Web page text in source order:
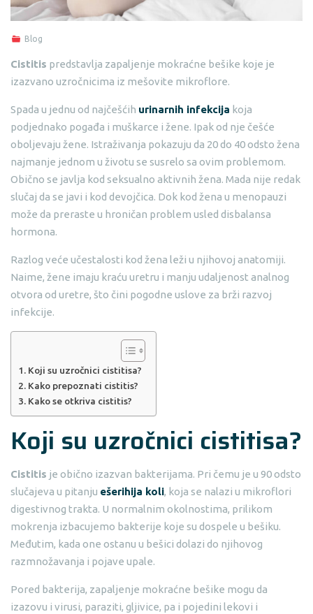
Blog
Cistitis predstavlja zapaljenje mokraćne bešike koje je
izazvano uzročnicima iz mešovite mikroflore.
Spada u jednu od najčešćih urinarnih infekcija koja
podjednako pogađa i muškarce i žene. Ipak od nje češće
oboljevaju žene. Istraživanja pokazuju da 20 do 40 odsto žena
najmanje jednom u životu se susrelo sa ovim problemom.
Obično se javlja kod seksualno aktivnih žena. Mada nije redak
slučaj da se javi i kod devojčica. Dok kod žena u menopauzi
može da preraste u hroničan problem usled disbalansa
hormona.
Razlog veće učestalosti kod žena leži u njihovoj anatomiji.
Naime, žene imaju kraću uretru i manju udaljenost analnog
otvora od uretre, što čini pogodne uslove za brži razvoj
infekcije.
Koji su uzročnici cistitisa?
Kako prepoznati cistitis?
Kako se otkriva cistitis?
Koji su uzročnici cistitisa?
Cistitis je obično izazvan bakterijama. Pri čemu je u 90 odsto
slučajeva u pitanju ešerihija koli, koja se nalazi u mikroflori
digestivnog trakta. U normalnim okolnostima, prilikom
mokrenja izbacujemo bakterije koje su dospele u bešiku.
Međutim, kada one ostanu u bešici dolazi do njihovog
razmnožavanja i pojave upale.
Pored bakterija, zapaljenje mokraćne bešike mogu da
izazovu i virusi, paraziti, gljivice, pa i pojedini lekovi i